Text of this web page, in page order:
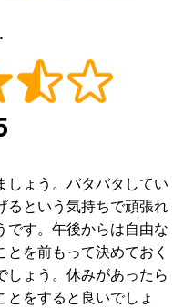
しょう。バタバタしてい
るという気持ちで頑張れ
です。午後からは自由な
を前もって決めておく
しょう。休みがあったら
をすると良いでしょ